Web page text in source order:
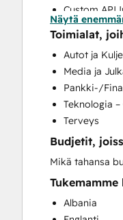
Custom API
Email
Full Inbound
Paid
Search
Social Media
Website
Website
Näytä
Toimialat,
Autot ja
Media ja
Pankki-/
Teknologia
Terveys
Budjetit,
Mikä tahansa
Albania